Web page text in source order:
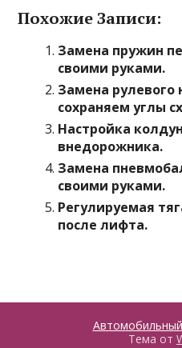
Похожие Записи:
Замена пружин
своими руками.
Замена рулевого
сохраняем углы
Настройка
внедорожника.
Замена
своими руками.
Регулируемая
после лифта.
Тема от